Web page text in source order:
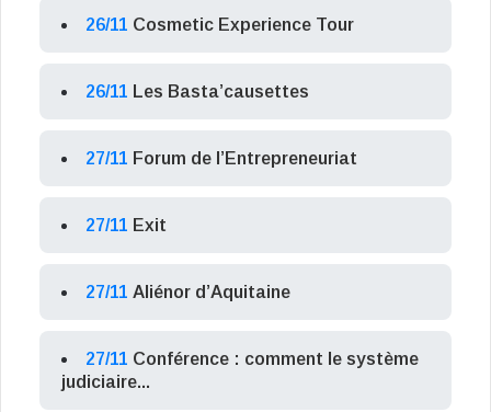
26/11 Cosmetic Experience Tour
26/11 Les Basta’causettes
27/11 Forum de l’Entrepreneuriat
27/11 Exit
27/11 Aliénor d’Aquitaine
27/11 Conférence : comment le système
judiciaire...